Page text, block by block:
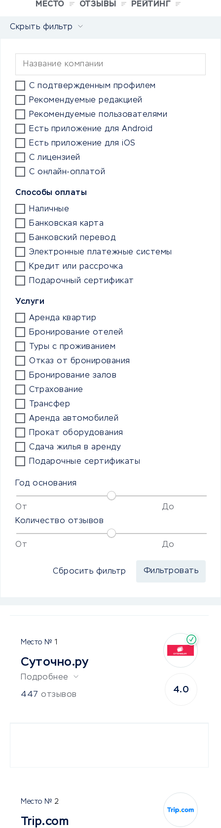
МЕСТО ОТЗЫВЫ РЕЙТИНГ
Скрыть фильтр
С подтвержденным профилем
Рекомендуемые редакцией
Рекомендуемые пользователями
Есть приложение для Android
Есть приложение для iOS
С лицензией
С онлайн-оплатой
Способы оплаты
Наличные
Банковская карта
Банковский перевод
Электронные платежные системы
Кредит или рассрочка
Подарочный сертификат
Услуги
Аренда квартир
Бронирование отелей
Туры с проживанием
Отказ от бронирования
Бронирование залов
Страхование
Трансфер
Аренда автомобилей
Прокат оборудования
Сдача жилья в аренду
Подарочные сертификаты
Год основания
От
До
Количество отзывов
От До
Сбросить фильтр
1
Суточно.ру
Подробнее
447 отзывов
4.0
2
Trip.com